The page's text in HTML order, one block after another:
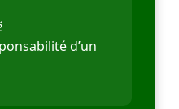
d’un